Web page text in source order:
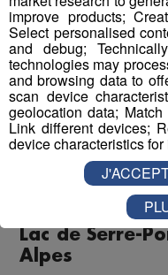
manque. Vous y
pique-nique et de
restaurants.
Au-delà des
essayer à l’
mini-golf. Vous
amuser et passer un
Entouré par laforêt
pour faire une petite
Lac de Serre-
Alpes
improve products;
Select personalised
and debug;
technologies may
and browsing data to
scan device
geolocation data;
Link different devices;
device characteristics